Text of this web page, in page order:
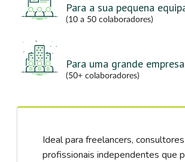
Para a sua pequena
(10 a 50 colaboradores)
Para uma grande empresa
(50+ colaboradores)
Ideal para freelancers,
profissionais independentes que